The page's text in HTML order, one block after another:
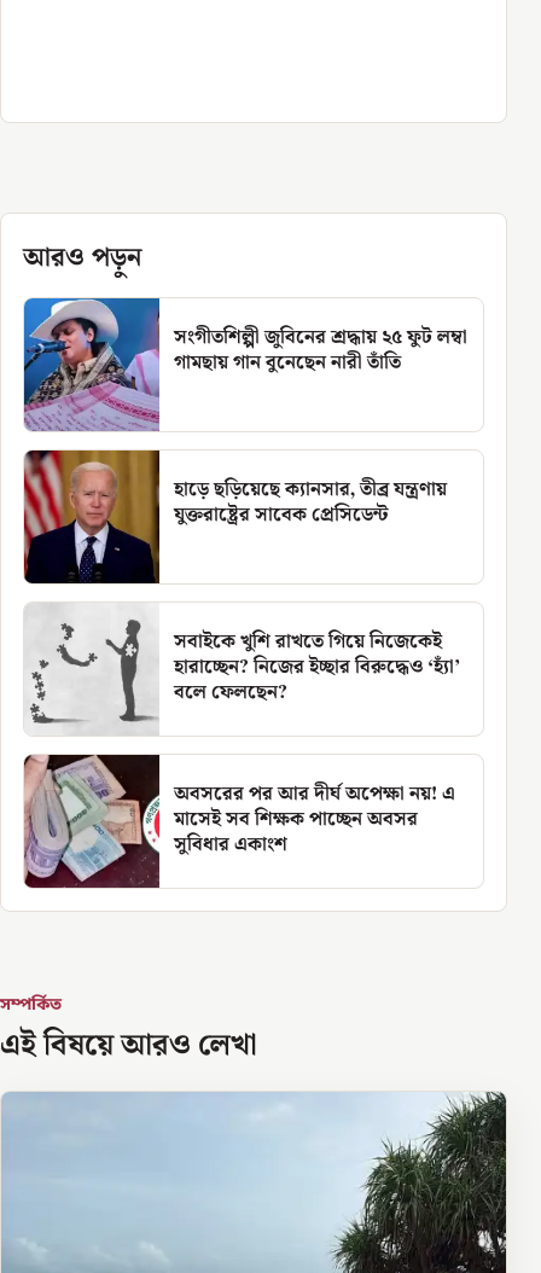
আরও পড়ুন
সংগীতশিল্পী জুবিনের শ্রদ্ধায় ২৫ ফুট লম্বা
গামছায় গান বুনেছেন নারী তাঁতি
হাড়ে ছড়িয়েছে ক্যানসার, তীব্র যন্ত্রণায়
যুক্তরাষ্ট্রের সাবেক প্রেসিডেন্ট
সবাইকে খুশি রাখতে গিয়ে নিজেকেই
হারাচ্ছেন? নিজের ইচ্ছার বিরুদ্ধেও ‘হ্যাঁ’
বলে ফেলছেন?
অবসরের পর আর দীর্ঘ অপেক্ষা নয়! এ
মাসেই সব শিক্ষক পাচ্ছেন অবসর
সুবিধার একাংশ
সম্পর্কিত
এই বিষয়ে আরও লেখা